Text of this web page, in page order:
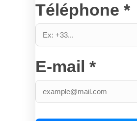
Téléphone *
E-mail *